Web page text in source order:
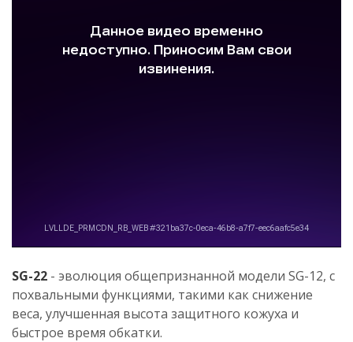
SG-22 - эволюция общепризнанной модели SG-12, с
похвальными функциями, такими как снижение
веса, улучшенная высота защитного кожуха и
быстрое время обкатки.